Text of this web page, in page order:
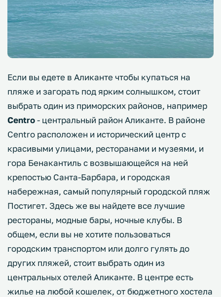
Если вы едете в Аликанте чтобы купаться на
пляже и загорать под ярким солнышком, стоит
выбрать один из приморских районов, например
Centro- центральный район Аликанте. В районе
Centro расположен и исторический центр с
красивыми улицами, ресторанами и музеями, и
гора Бенакантиль с возвышающейся на ней
крепостью Санта-Барбара, и городская
набережная, самый популярный городской пляж
Постигет. Здесь же вы найдете все лучшие
рестораны, модные бары, ночные клубы. В
общем, если вы не хотите пользоваться
городским транспортом или долго гулять до
других пляжей, стоит выбрать один из
центральных отелей Аликанте. В центре есть
жилье на любой кошелек, от бюджетного хостела